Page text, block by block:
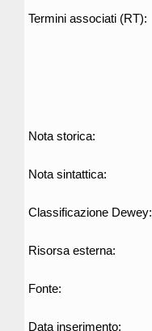
Termini associati (RT):
Nota storica:
Nota sintattica:
Classificazione Dewey:
Risorsa esterna:
Fonte:
Data inserimento: